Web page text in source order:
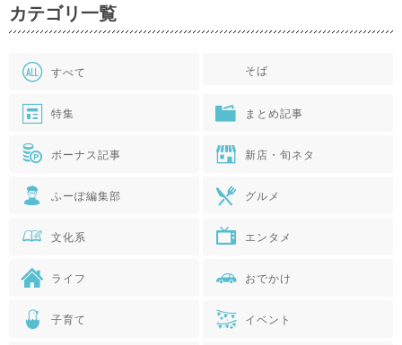
カテゴリ一覧
すべて そば
特集 まとめ記事
ボーナス記事 新店・旬ネタ
ふーぽ編集部 グルメ
文化系 エンタメ
ライフ おでかけ
子育て イベント